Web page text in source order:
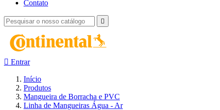
Contato

 Entrar
Início
Produtos
Mangueira de Borracha e PVC
Linha de Mangueiras Água - Ar